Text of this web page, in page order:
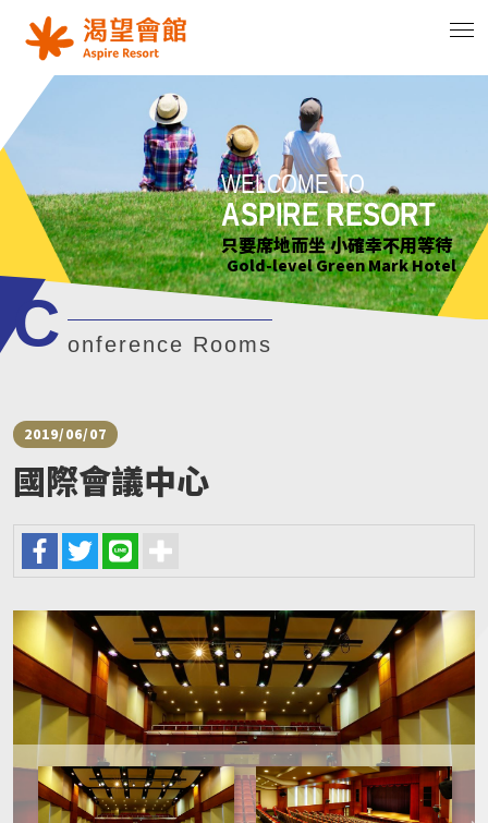
WELCOME TO
ASPIRE RESORT
花正開 樹輕曳 你聽見了嗎?
Gold-level Green Mark Hotel
WELCOME TO
ASPIRE RESORT
只要席地而坐 小確幸不用等待
Gold-level Green Mark Hotel
WELCOME TO
ASPIRE RESORT
綠意萌動迎朝曦
Gold-level Green Mark Hotel
WELCOME TO
ASPIRE RESORT
花正開 樹輕曳 你聽見了嗎?
Gold-level Green Mark Hotel
C onference Rooms
2019/06/07
國際會議中心